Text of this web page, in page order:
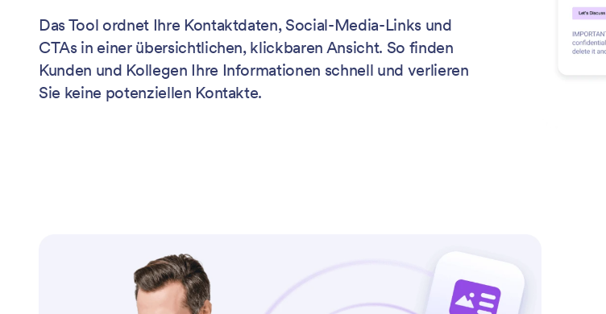
Das Tool ordnet Ihre Kontaktdaten, Social-Media-Links und
CTAs in einer übersichtlichen, klickbaren Ansicht. So finden
Kunden und Kollegen Ihre Informationen schnell und verlieren
Sie keine potenziellen Kontakte.